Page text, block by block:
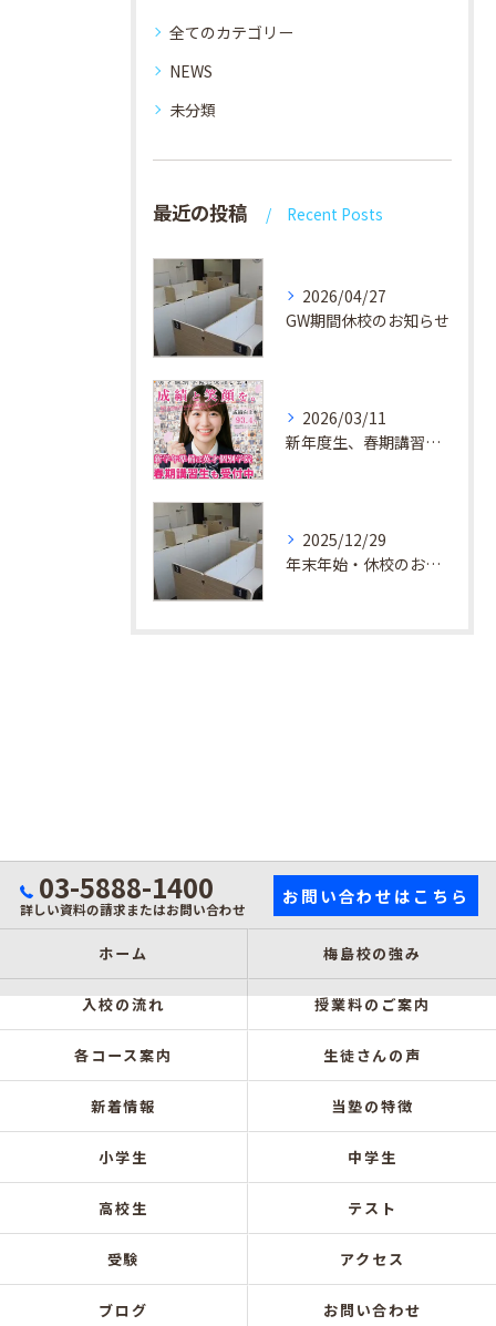
全てのカテゴリー
NEWS
未分類
最近の投稿 Recent Posts
2026/04/27
GW期間休校のお知らせ
2026/03/11
新年度生、春期講習生 受付中！
2025/12/29
年末年始・休校のお知らせ
03-5888-1400
詳しい資料の請求またはお問い合わせ
お問い合わせはこちら
ホーム 梅島校の強み
入校の流れ 授業料のご案内
各コース案内 生徒さんの声
新着情報 当塾の特徴
小学生 中学生
高校生 テスト
受験 アクセス
ブログ お問い合わせ